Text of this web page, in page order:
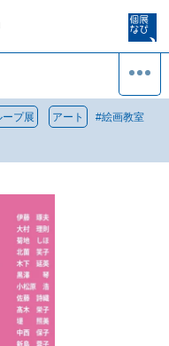
ープ展 アート #絵画教室